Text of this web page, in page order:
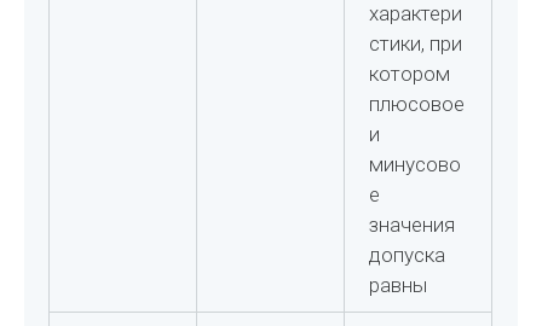
характери
стики, при
котором
плюсовое
и
минусово
е
значения
допуска
равны